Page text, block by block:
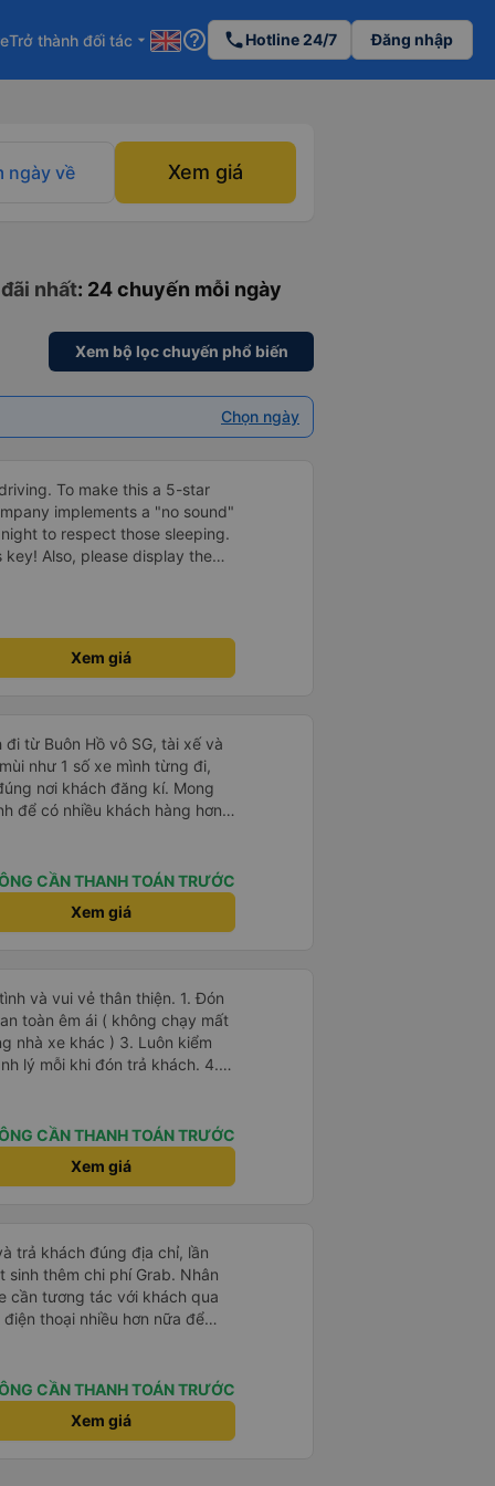
Trở thành đối tác arrow_drop_down help_outline phoneHotline 24/7 Đăng nhập
ngày về Xem giá
nhất: 24 chuyến mỗi ngày
Xem bộ lọc chuyến phổ biến
Chọn ngày
To make this a 5-star
implements a "no sound"
to respect those sleeping.
Also, please display the
định rõ ràng về việc giữ im
ban đêm để tránh làm
xe trong tương lai!
Xem giá
từ Buôn Hồ vô SG, tài xế và
như 1 số xe mình từng đi,
nơi khách đăng kí. Mong
để có nhiều khách hàng hơn
CẦN THANH TOÁN TRƯỚC
Xem giá
vui vẻ thân thiện. 1. Đón
nhà xe khác ) 3. Luôn kiểm
lý mỗi khi đón trả khách. 4.
Trên cả tuyệt
CẦN THANH TOÁN TRƯỚC
Xem giá
trả khách đúng địa chỉ, lần
thêm chi phí Grab. Nhân
cần tương tác với khách qua
thoại nhiều hơn nữa để
CẦN THANH TOÁN TRƯỚC
Xem giá